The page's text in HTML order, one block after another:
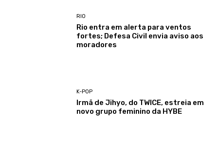
RIO
Rio entra em alerta para ventos
fortes; Defesa Civil envia aviso aos
moradores
K-POP
Irmã de Jihyo, do TWICE, estreia em
novo grupo feminino da HYBE